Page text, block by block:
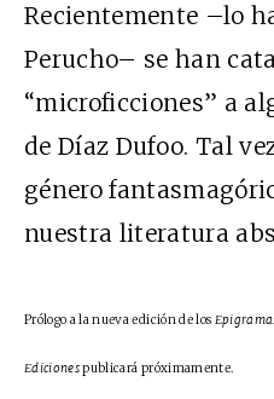
Recientemente –lo
Perucho– se han
“microficciones” a
de Díaz Dufoo. Tal
género
nuestra literatura
Prólogo a la nueva edición de los
Edicionespublicará próximamente.